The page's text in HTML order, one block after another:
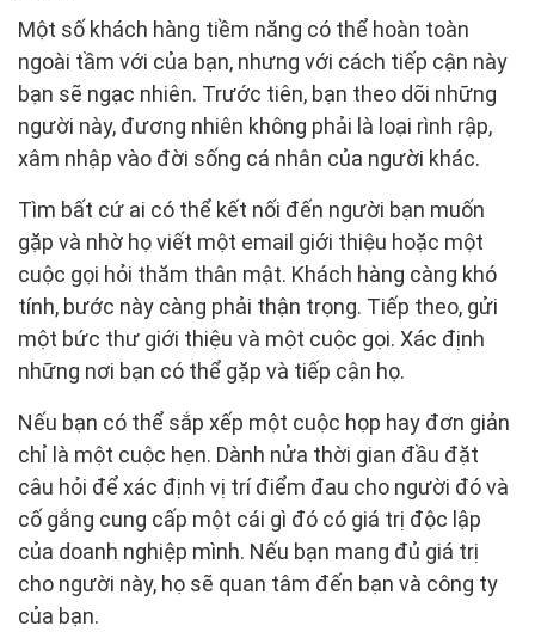
Một số khách hàng tiềm năng có thể hoàn toàn
ngoài tầm với của bạn, nhưng với cách tiếp cận này
bạn sẽ ngạc nhiên. Trước tiên, bạn theo dõi những
người này, đương nhiên không phải là loại rình rập,
xâm nhập vào đời sống cá nhân của người khác.
Tìm bất cứ ai có thể kết nối đến người bạn muốn
gặp và nhờ họ viết một email giới thiệu hoặc một
cuộc gọi hỏi thăm thân mật. Khách hàng càng khó
tính, bước này càng phải thận trọng. Tiếp theo, gửi
một bức thư giới thiệu và một cuộc gọi. Xác định
những nơi bạn có thể gặp và tiếp cận họ.
Nếu bạn có thể sắp xếp một cuộc họp hay đơn giản
chỉ là một cuộc hẹn. Dành nửa thời gian đầu đặt
câu hỏi để xác định vị trí điểm đau cho người đó và
cố gắng cung cấp một cái gì đó có giá trị độc lập
của doanh nghiệp mình. Nếu bạn mang đủ giá trị
cho người này, họ sẽ quan tâm đến bạn và công ty
của bạn.